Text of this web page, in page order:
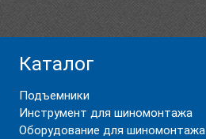
Каталог
Подъемники
Инструмент для шиномонтажа
Оборудование для шиномонтажа